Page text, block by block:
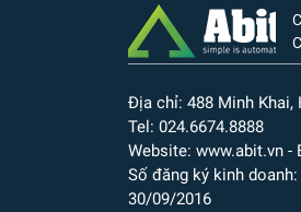
Địa chỉ: 488 Minh Khai,
Tel: 024.6674.8888
Website: www.abit.vn
Số đăng ký kinh
30/09/2016